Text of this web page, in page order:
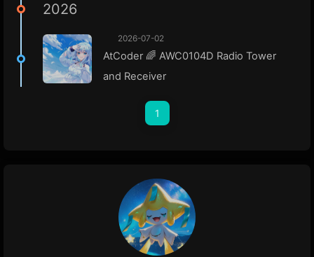
2026
2026-07-02
AtCoder 🌈 AWC0104D Radio Tower
and Receiver
1